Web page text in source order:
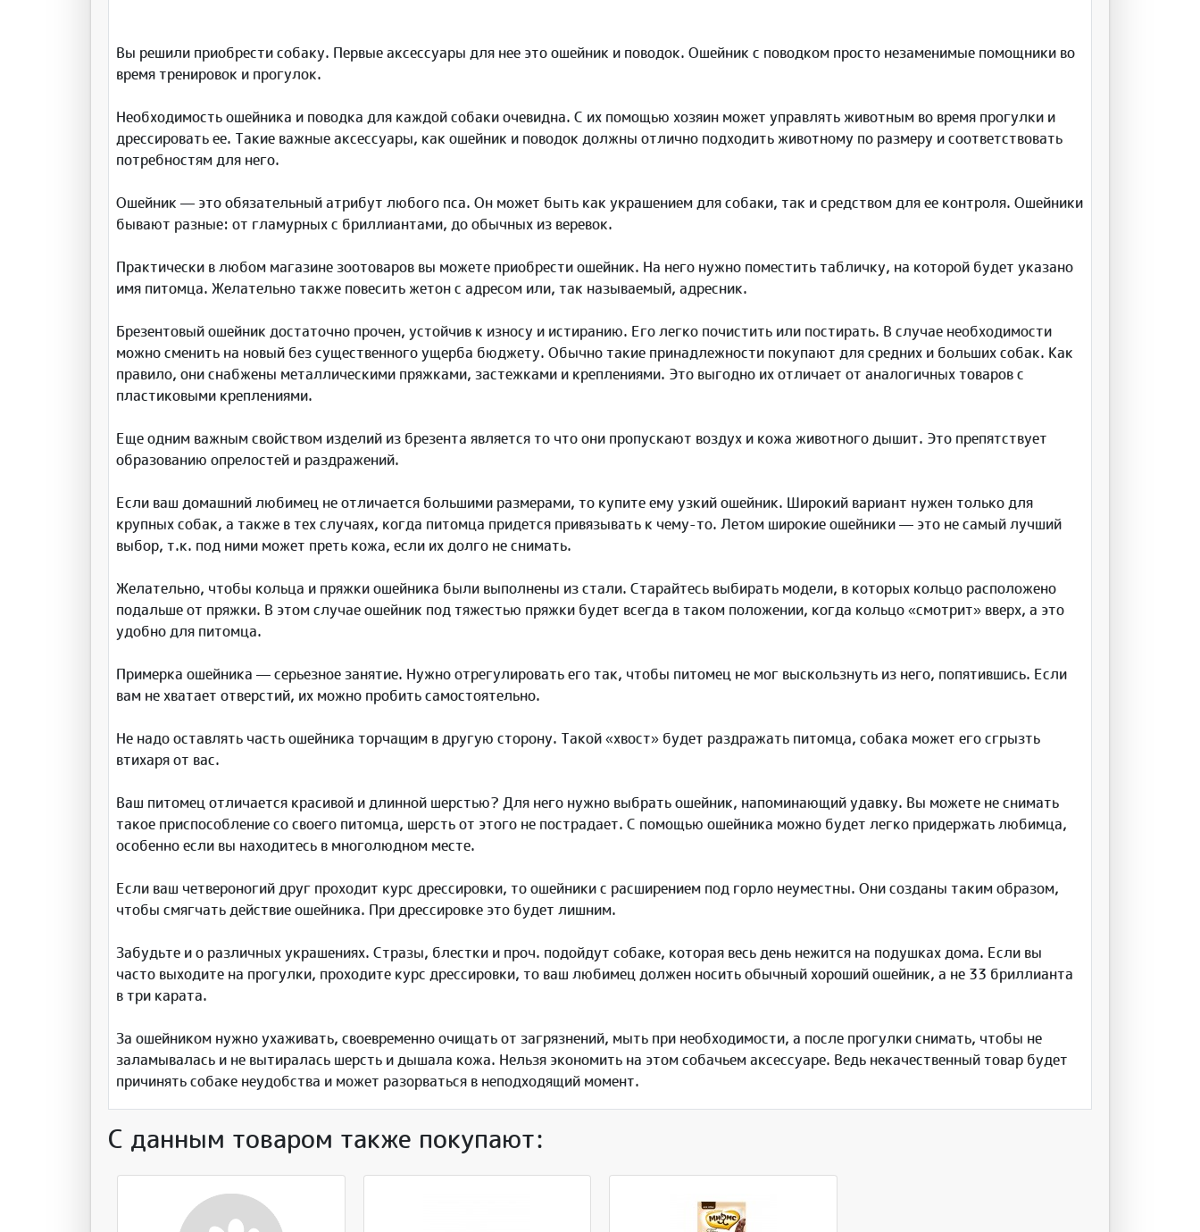
Вы решили приобрести собаку. Первые аксессуары для нее это ошейник и поводок. Ошейник с поводком просто незаменимые помощники во
время тренировок и прогулок.
Необходимость ошейника и поводка для каждой собаки очевидна. С их помощью хозяин может управлять животным во время прогулки и
дрессировать ее. Такие важные аксессуары, как ошейник и поводок должны отлично подходить животному по размеру и соответствовать
потребностям для него.
Ошейник — это обязательный атрибут любого пса. Он может быть как украшением для собаки, так и средством для ее контроля. Ошейники
бывают разные: от гламурных с бриллиантами, до обычных из веревок.
Практически в любом магазине зоотоваров вы можете приобрести ошейник. На него нужно поместить табличку, на которой будет указано
имя питомца. Желательно также повесить жетон с адресом или, так называемый, адресник.
Брезентовый ошейник достаточно прочен, устойчив к износу и истиранию. Его легко почистить или постирать. В случае необходимости
можно сменить на новый без существенного ущерба бюджету. Обычно такие принадлежности покупают для средних и больших собак. Как
правило, они снабжены металлическими пряжками, застежками и креплениями. Это выгодно их отличает от аналогичных товаров с
пластиковыми креплениями.
Еще одним важным свойством изделий из брезента является то что они пропускают воздух и кожа животного дышит. Это препятствует
образованию опрелостей и раздражений.
Если ваш домашний любимец не отличается большими размерами, то купите ему узкий ошейник. Широкий вариант нужен только для
крупных собак, а также в тех случаях, когда питомца придется привязывать к чему-то. Летом широкие ошейники — это не самый лучший
выбор, т.к. под ними может преть кожа, если их долго не снимать.
Желательно, чтобы кольца и пряжки ошейника были выполнены из стали. Старайтесь выбирать модели, в которых кольцо расположено
подальше от пряжки. В этом случае ошейник под тяжестью пряжки будет всегда в таком положении, когда кольцо «смотрит» вверх, а это
удобно для питомца.
Примерка ошейника — серьезное занятие. Нужно отрегулировать его так, чтобы питомец не мог выскользнуть из него, попятившись. Если
вам не хватает отверстий, их можно пробить самостоятельно.
Не надо оставлять часть ошейника торчащим в другую сторону. Такой «хвост» будет раздражать питомца, собака может его сгрызть
втихаря от вас.
Ваш питомец отличается красивой и длинной шерстью? Для него нужно выбрать ошейник, напоминающий удавку. Вы можете не снимать
такое приспособление со своего питомца, шерсть от этого не пострадает. С помощью ошейника можно будет легко придержать любимца,
особенно если вы находитесь в многолюдном месте.
Если ваш четвероногий друг проходит курс дрессировки, то ошейники с расширением под горло неуместны. Они созданы таким образом,
чтобы смягчать действие ошейника. При дрессировке это будет лишним.
Забудьте и о различных украшениях. Стразы, блестки и проч. подойдут собаке, которая весь день нежится на подушках дома. Если вы
часто выходите на прогулки, проходите курс дрессировки, то ваш любимец должен носить обычный хороший ошейник, а не 33 бриллианта
в три карата.
За ошейником нужно ухаживать, своевременно очищать от загрязнений, мыть при необходимости, а после прогулки снимать, чтобы не
заламывалась и не вытиралась шерсть и дышала кожа. Нельзя экономить на этом собачьем аксессуаре. Ведь некачественный товар будет
причинять собаке неудобства и может разорваться в неподходящий момент.
С данным товаром также покупают: